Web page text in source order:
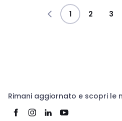
1 2 3
Rimani aggiornato e scopri le